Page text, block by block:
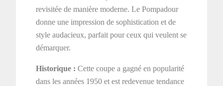
revisitée de manière moderne. Le Pompadour
donne une impression de sophistication et de
style audacieux, parfait pour ceux qui veulent se
démarquer.
Historique : Cette coupe a gagné en popularité
dans les années 1950 et est redevenue tendance